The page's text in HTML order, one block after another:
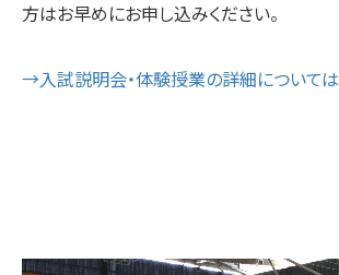
方はお早めにお申し込みください。
→入試説明会・体験授業の詳細について